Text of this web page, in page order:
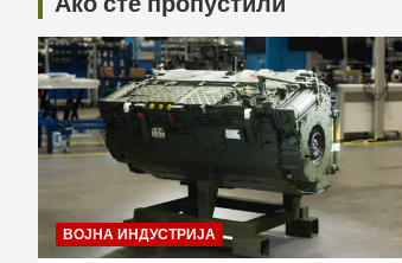
ВОЈНА ИНДУСТРИЈА